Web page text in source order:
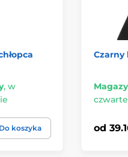
, w
Do koszyka
Czarny
od